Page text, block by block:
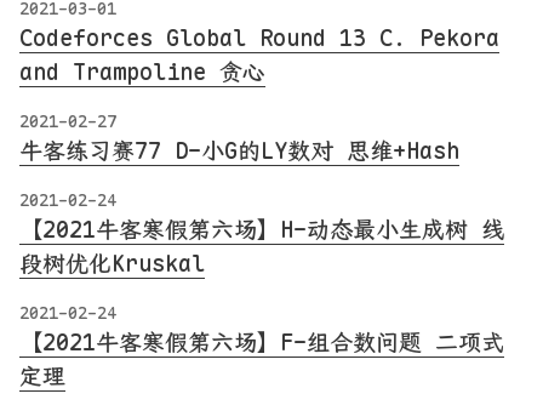
2021-03-01
Codeforces Global Round 13 C. Pekora
and Trampoline 贪心
2021-02-27
牛客练习赛77 D-小G的LY数对 思维+Hash
2021-02-24
【2021牛客寒假第六场】H-动态最小生成树 线
段树优化Kruskal
2021-02-24
【2021牛客寒假第六场】F-组合数问题 二项式
定理